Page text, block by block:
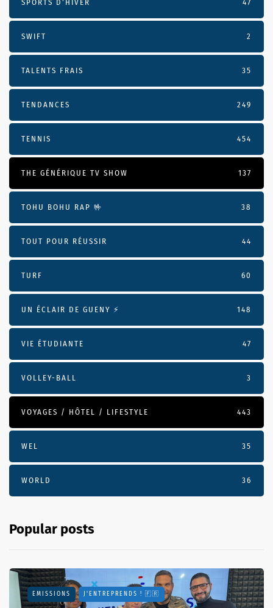
SPORTS D'HIVER 47
SWIFT 2
TALENTS FRAIS 35
TENDANCES 249
TENNIS 454
THE GÉNÉRIQUE TV SHOW 137
TOHU BOHU RAP 🤟 38
TOUT POUR RÉUSSIR 44
TURF 60
UN ÉCLAIR DE GUENY ⚡️ 148
VIE ÉTUDIANTE 47
VOLLEY-BALL 3
VOYAGES / HÔTEL / LIFESTYLE 443
WEL 35
WORLD 36
Popular posts
EMISSIONS J'ENTREPRENDS ! 🇫🇷